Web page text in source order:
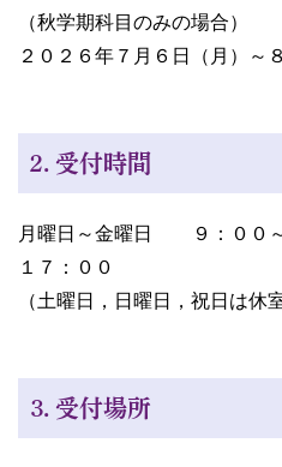
（秋学期科目のみの場合）
２０２６年７月６日（月）～
２．受付時間
月曜日～金曜日 ９：００～
１７：００
（土曜日，日曜日，祝日は休室
３．受付場所